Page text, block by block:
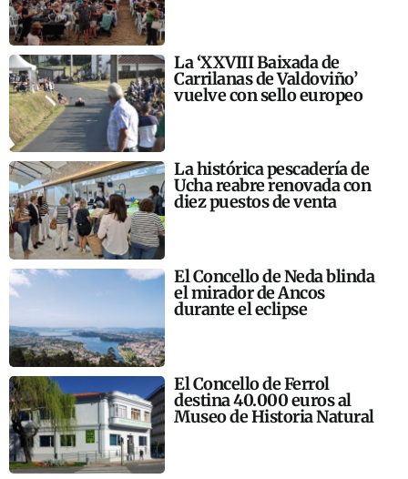
La ‘XXVIII Baixada de
Carrilanas de Valdoviño’
vuelve con sello europeo
La histórica pescadería de
Ucha reabre renovada con
diez puestos de venta
El Concello de Neda blinda
el mirador de Ancos
durante el eclipse
El Concello de Ferrol
destina 40.000 euros al
Museo de Historia Natural